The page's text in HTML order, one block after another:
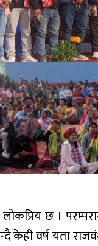
छ ।
केही वर्ष यता